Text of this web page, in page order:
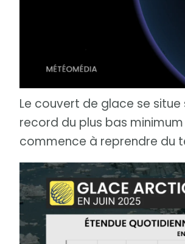
Le couvert de glace se situe
record du plus bas
commence à reprendre du